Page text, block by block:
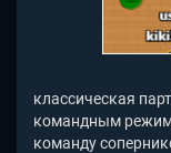
классическая
командным
команду